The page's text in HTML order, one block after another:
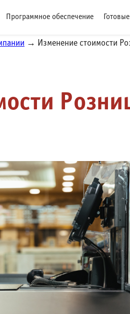
Программное обеспечение
→ Изменение стоимости